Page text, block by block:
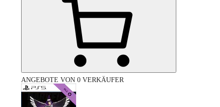
ANGEBOTE VON 0 VERKÄUFER